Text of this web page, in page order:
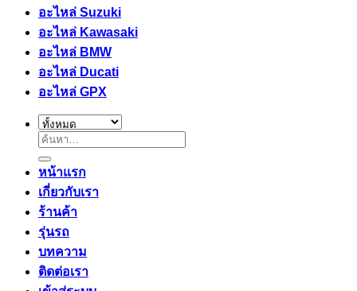
อะไหล่ Suzuki
อะไหล่ Kawasaki
อะไหล่ BMW
อะไหล่ Ducati
อะไหล่ GPX
ค้นหา:
หน้าแรก
เกี่ยวกับเรา
ร้านค้า
รุ่นรถ
บทความ
ติดต่อเรา